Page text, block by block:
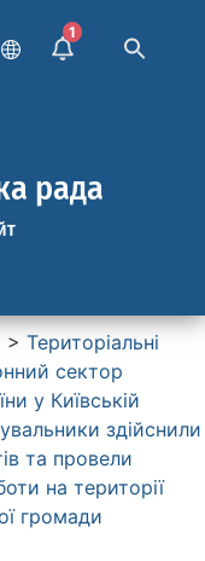
1
рада
> Територіальні
сектор
у Київській
здійснили
та провели
на території
громади